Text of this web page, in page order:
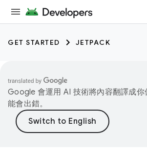
GET STARTED JETPACK
Google 會運用 AI 技術將內容翻譯成你
能會出錯。